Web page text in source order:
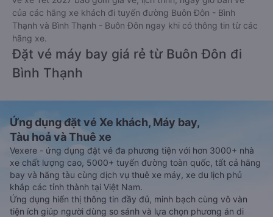
của các hãng xe khách đi tuyến đường Buôn Đôn - Bình
Thạnh và Bình Thạnh - Buôn Đôn ngay khi có thông tin từ các
hãng xe.
Đặt vé máy bay giá rẻ từ Buôn Đôn đi
Bình Thạnh
Ứng dụng đặt vé Xe khách, Máy bay,
Tàu hoả và Thuê xe
Vexere - ứng dụng đặt vé đa phương tiện với hơn 3000+ nhà
xe chất lượng cao, 5000+ tuyến đường toàn quốc, tất cả hãng
bay và hãng tàu cùng dịch vụ thuê xe máy, xe du lịch phủ
khắp các tỉnh thành tại Việt Nam.
Ứng dụng hiển thị thông tin đầy đủ, minh bạch cùng vô vàn
tiện ích giúp người dùng so sánh và lựa chọn phương án di